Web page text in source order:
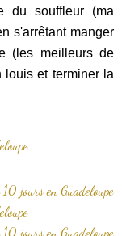
du souffleur (ma
s'arrêtant manger
(les meilleurs de
louis et terminer la